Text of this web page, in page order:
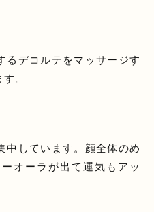
るデコルテをマッサージす
。
中しています。顔全体のめ
オーラが出て運気もアッ